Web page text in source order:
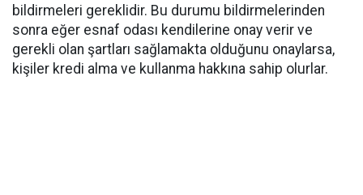
bildirmeleri gereklidir. Bu durumu bildirmelerinden
sonra eğer esnaf odası kendilerine onay verir ve
gerekli olan şartları sağlamakta olduğunu onaylarsa,
kişiler kredi alma ve kullanma hakkına sahip olurlar.